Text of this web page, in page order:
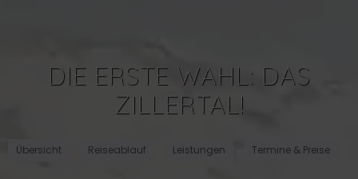
DIE ERSTE WAHL: DAS
ZILLERTAL!
Übersicht Reiseablauf Leistungen Termine & Preise